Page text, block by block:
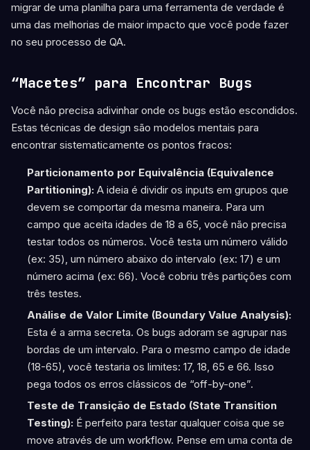
migrar de uma planilha para uma ferramenta de verdade é
uma das melhorias de maior impacto que você pode fazer
no seu processo de QA.
“Macetes” para Encontrar Bugs
Você não precisa adivinhar onde os bugs estão escondidos.
Estas técnicas de design são modelos mentais para
encontrar sistematicamente os pontos fracos:
Particionamento por Equivalência (Equivalence
Partitioning):A ideia é dividir os inputs em grupos que
devem se comportar da mesma maneira. Para um
campo que aceita idades de 18 a 65, você não precisa
testar todos os números. Você testa um número válido
(ex: 35), um número abaixo do intervalo (ex: 17) e um
número acima (ex: 66). Você cobriu três partições com
três testes.
Análise de Valor Limite (Boundary Value Analysis):
Esta é a arma secreta. Os bugs adoram se agrupar nas
bordas de um intervalo. Para o mesmo campo de idade
(18-65), você testaria os limites: 17, 18, 65 e 66. Isso
pega todos os erros clássicos de “off-by-one”.
Teste de Transição de Estado (State Transition
Testing):É perfeito para testar qualquer coisa que se
move através de um workflow. Pense em uma conta de